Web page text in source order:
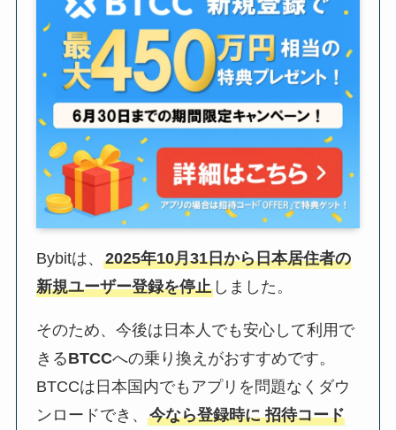
Bybitは、2025年10月31日から日本居住者の
新規ユーザー登録を停止 しました。
そのため、今後は日本人でも安心して利用で
きるBTCCへの乗り換えがおすすめです。
BTCCは日本国内でもアプリを問題なくダウ
ンロードでき、今なら登録時に 招待コード